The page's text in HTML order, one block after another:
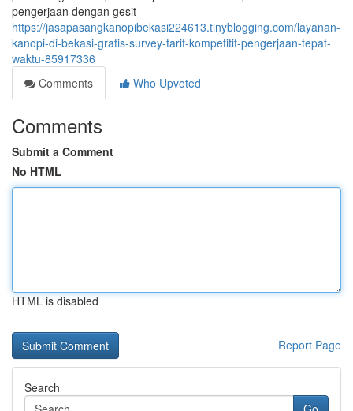
pengerjaan dengan gesit
https://jasapasangkanopibekasi224613.tinyblogging.com/layanan-
kanopi-di-bekasi-gratis-survey-tarif-kompetitif-pengerjaan-tepat-
waktu-85917336
Comments
Who Upvoted
Comments
Submit a Comment
No HTML
HTML is disabled
Report Page
Search